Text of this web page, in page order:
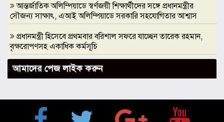
আন্তর্জাতিক অলিম্পিয়াডে স্বর্ণজয়ী শিক্ষার্থীদের সঙ্গে প্রধানমন্ত্রীর
সৌজন্য সাক্ষাৎ, এআই অলিম্পিয়াডে সরকারি সহযোগিতার আশ্বাস
প্রধানমন্ত্রী হিসেবে প্রথমবার বরিশাল সফরে যাচ্ছেন তারেক রহমান,
বৃক্ষরোপণসহ একাধিক কর্মসূচি
ঢাকা মেডিকেলকে গবেষণা, উদ্ভাবন ও মানবিক নেতৃত্বের আন্তর্জাতিক
প্রতিষ্ঠানে রূপান্তরের আহ্বান ডা. জুবাইদা রহমানের
মুক্তিযুদ্ধে ইস্ট বেঙ্গল রেজিমেন্টের গৌরবোজ্জ্বল ভূমিকা ইতিহাসের
অবিচ্ছেদ্য অধ্যায়: স্পিকার হাফিজ উদ্দিন আহমদ বীর বিক্রম
আমাদের পেজ লাইক করুন